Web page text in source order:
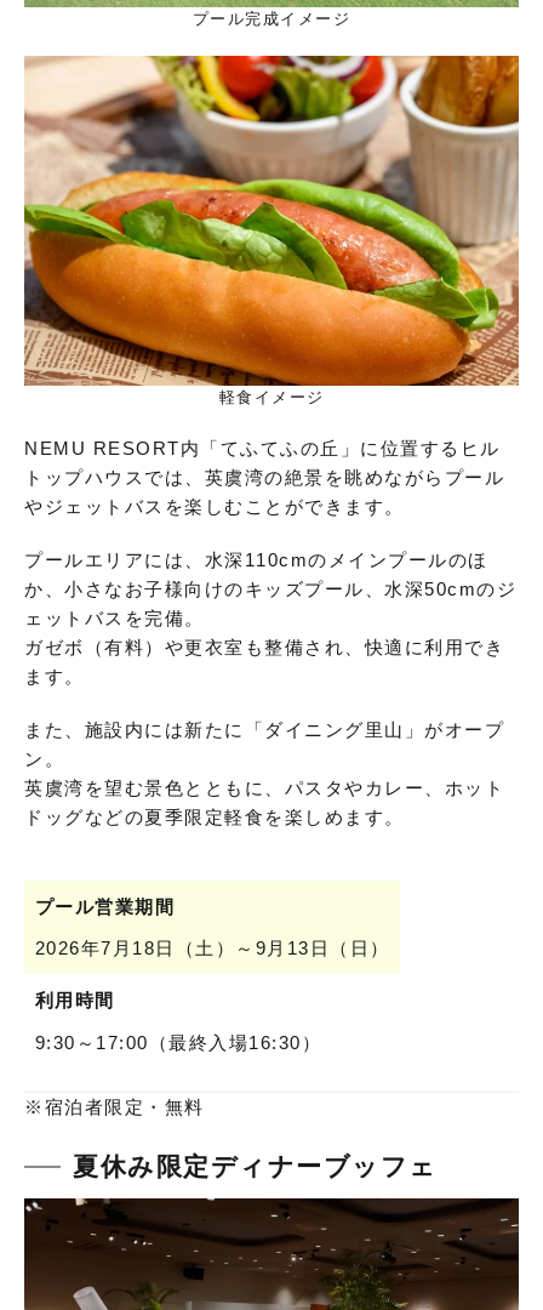
プール完成イメージ
軽食イメージ
NEMU RESORT内「てふてふの丘」に位置するヒル
トップハウスでは、英虞湾の絶景を眺めながらプール
やジェットバスを楽しむことができます。
プールエリアには、水深110cmのメインプールのほ
か、小さなお子様向けのキッズプール、水深50cmのジ
ェットバスを完備。
ガゼボ（有料）や更衣室も整備され、快適に利用でき
ます。
また、施設内には新たに「ダイニング里山」がオープ
ン。
英虞湾を望む景色とともに、パスタやカレー、ホット
ドッグなどの夏季限定軽食を楽しめます。
プール営業期間
2026年7月18日（土）～9月13日（日）
利用時間
9:30～17:00（最終入場16:30）
※宿泊者限定・無料
夏休み限定ディナーブッフェ